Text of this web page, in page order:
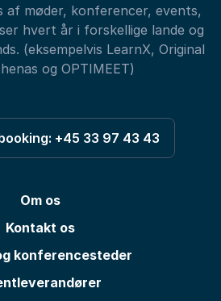
af møder, konferencer, events,
hvert år i forskellige lande og
(eksempelvis LearnX, Original
og OPTIMEET)
+45 33 97 43 43
Om os
Kontakt os
konferencesteder